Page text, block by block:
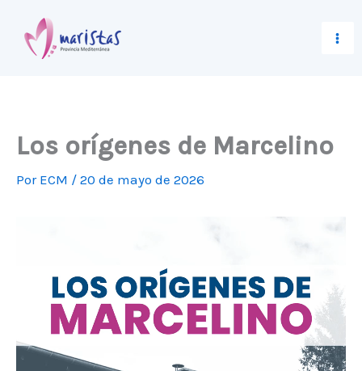
contenido
Los orígenes de Marcelino
Por ECM / 20 de mayo de 2026